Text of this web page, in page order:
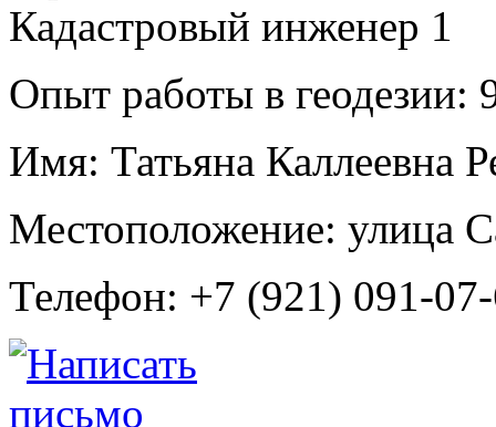
Кадастровый инженер 1
Опыт работы в геодезии:
Имя: Татьяна Каллеевна
Местоположение: улица
Телефон: +7 (921) 091-